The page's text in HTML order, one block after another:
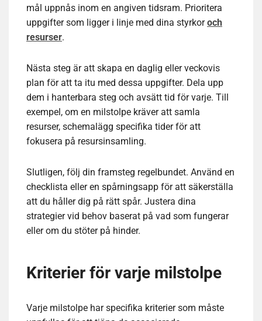
mål uppnås inom en angiven tidsram. Prioritera
uppgifter som ligger i linje med dina styrkoroch
resurser.
Nästa steg är att skapa en daglig eller veckovis
plan för att ta itu med dessa uppgifter. Dela upp
dem i hanterbara steg och avsätt tid för varje. Till
exempel, om en milstolpe kräver att samla
resurser, schemalägg specifika tider för att
fokusera på resursinsamling.
Slutligen, följ din framsteg regelbundet. Använd en
checklista eller en spårningsapp för att säkerställa
att du håller dig på rätt spår. Justera dina
strategier vid behov baserat på vad som fungerar
eller om du stöter på hinder.
Kriterier för varje milstolpe
Varje milstolpe har specifika kriterier som måste